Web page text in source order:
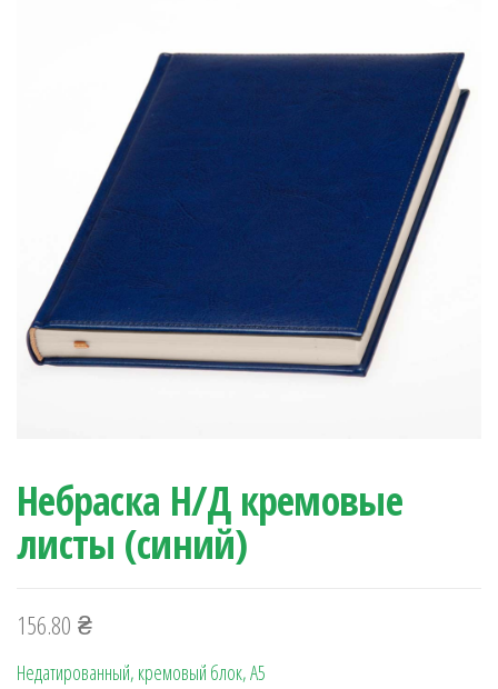
Небраска Н/Д кремовые
листы (синий)
156.80 ₴
Недатированный, кремовый блок, А5